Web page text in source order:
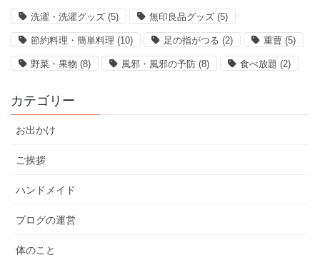
洗濯・洗濯グッズ (5) 無印良品グッズ (5)
節約料理・簡単料理 (10) 足の指がつる (2) 重曹 (5)
野菜・果物 (8) 風邪・風邪の予防 (8) 食べ放題 (2)
カテゴリー
お出かけ
ご挨拶
ハンドメイド
ブログの運営
体のこと